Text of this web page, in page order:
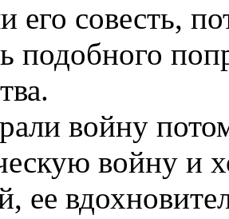
его совесть,
подобного
войну
войну и
ее